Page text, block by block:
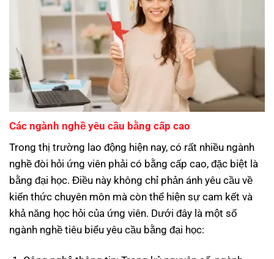
Các ngành nghề yêu cầu bằng cấp cao
Trong thị trường lao động hiện nay, có rất nhiều ngành
nghề đòi hỏi ứng viên phải có bằng cấp cao, đặc biệt là
bằng đại học. Điều này không chỉ phản ánh yêu cầu về
kiến thức chuyên môn mà còn thể hiện sự cam kết và
khả năng học hỏi của ứng viên. Dưới đây là một số
ngành nghề tiêu biểu yêu cầu bằng đại học: